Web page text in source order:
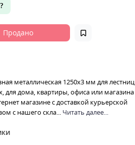
Продано
металлическая 1250x3 мм для лестниц
для дома, квартиры, офиса или магазина
магазине с доставкой курьерской
с нашего скла... Читать далее...